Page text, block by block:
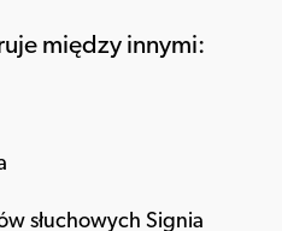
między innymi:
słuchowych Signia